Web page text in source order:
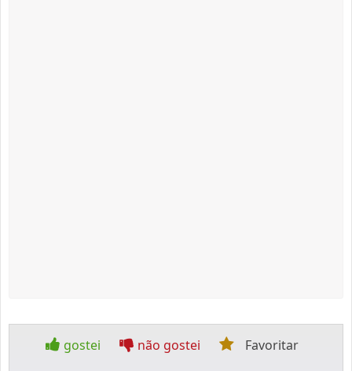
gostei não gostei Favoritar